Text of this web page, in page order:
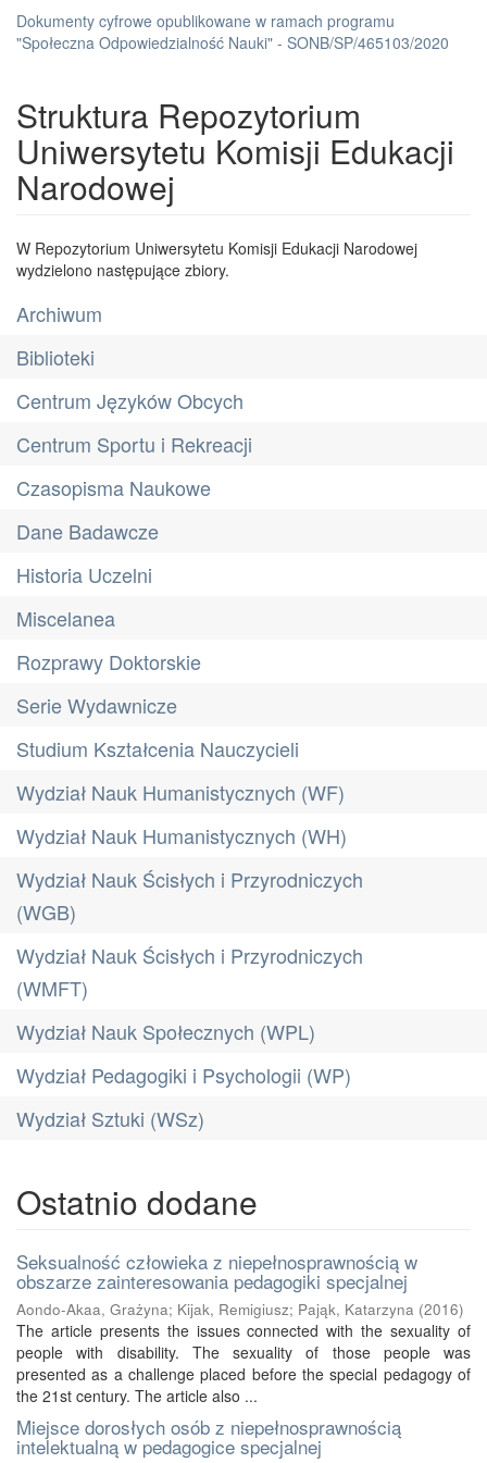
Dokumenty cyfrowe opublikowane w ramach programu
"Społeczna Odpowiedzialność Nauki" - SONB/SP/465103/2020
Struktura Repozytorium
Uniwersytetu Komisji Edukacji
Narodowej
W Repozytorium Uniwersytetu Komisji Edukacji Narodowej
wydzielono następujące zbiory.
Archiwum
Biblioteki
Centrum Języków Obcych
Centrum Sportu i Rekreacji
Czasopisma Naukowe
Dane Badawcze
Historia Uczelni
Miscelanea
Rozprawy Doktorskie
Serie Wydawnicze
Studium Kształcenia Nauczycieli
Wydział Nauk Humanistycznych (WF)
Wydział Nauk Humanistycznych (WH)
Wydział Nauk Ścisłych i Przyrodniczych
(WGB)
Wydział Nauk Ścisłych i Przyrodniczych
(WMFT)
Wydział Nauk Społecznych (WPL)
Wydział Pedagogiki i Psychologii (WP)
Wydział Sztuki (WSz)
Ostatnio dodane
Seksualność człowieka z niepełnosprawnością w
obszarze zainteresowania pedagogiki specjalnej
Aondo-Akaa, Grażyna; Kijak, Remigiusz; Pająk, Katarzyna (2016)
The article presents the issues connected with the sexuality of
people with disability. The sexuality of those people was
presented as a challenge placed before the special pedagogy of
the 21st century. The article also ...
Miejsce dorosłych osób z niepełnosprawnością
intelektualną w pedagogice specjalnej